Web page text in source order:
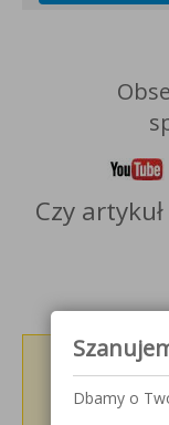
Czy
Dbamy o